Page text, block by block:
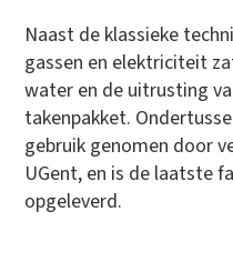
Naast de klassieke
gassen en elektriciteit
water en de uitrusting
takenpakket.
gebruik genomen door
UGent, en is de laatste
opgeleverd.